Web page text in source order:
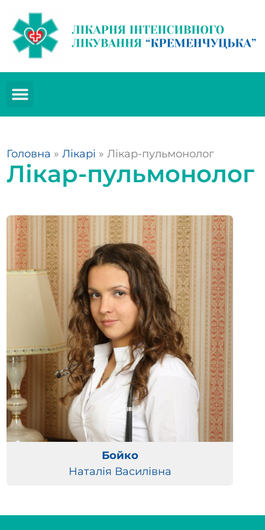
Головна »Лікарі »Лікар-пульмонолог
Лікар-пульмонолог
Бойко
Наталія Василівна